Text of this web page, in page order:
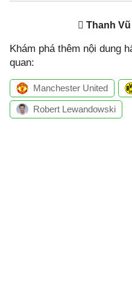
Thanh Vũ
Khám phá thêm nội dung
quan:
Manchester United
Robert Lewandowski